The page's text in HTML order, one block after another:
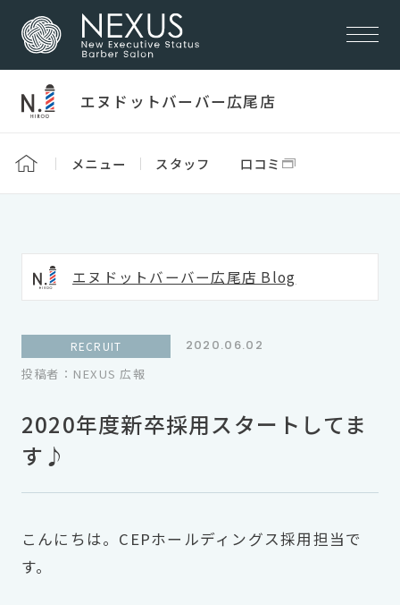
エヌドットバーバー広尾店 Blog
2020年度新卒採用スタートしてま
す♪
RECRUIT
2020.06.02
投稿者：NEXUS 広報
こんにちは。CEPホールディングス採用担当で
す。
エヌドットバーバー広尾店
メニュー スタッフ 口コミ